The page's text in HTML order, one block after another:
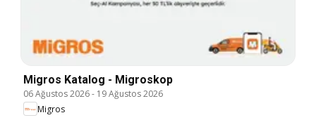
Migros Katalog - Migroskop
06 Ağustos 2026- 19 Ağustos 2026
Migros